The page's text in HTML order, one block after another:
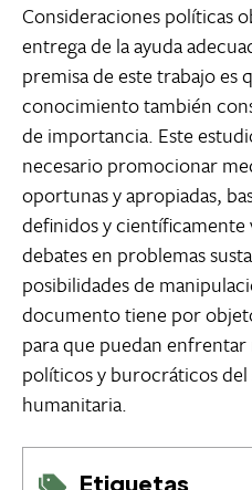
Etiquetas
Consideraciones políticas
entrega de la ayuda
premisa de este trabajo es
conocimiento también
de importancia. Este
necesario promocionar
oportunas y apropiadas,
definidos y
debates en problemas
posibilidades de
documento tiene por
para que puedan
políticos y burocráticos
humanitaria.